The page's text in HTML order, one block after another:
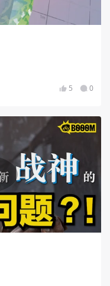
5 0